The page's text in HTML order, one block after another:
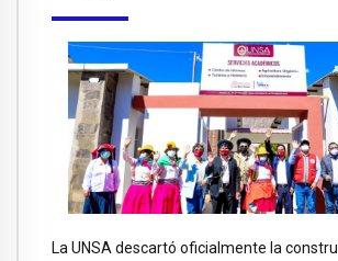
La UNSA descartó oficialmente la